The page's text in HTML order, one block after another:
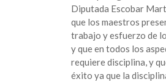
Diputada Escobar
que los maestros
trabajo y esfuerzo de
y que en todos los
requiere disciplina, y
éxito ya que la